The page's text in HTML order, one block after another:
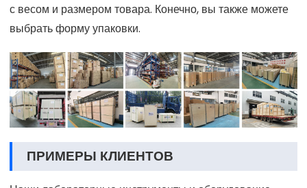
с весом и размером товара. Конечно, вы также можете
выбрать форму упаковки.
ПРИМЕРЫ КЛИЕНТОВ